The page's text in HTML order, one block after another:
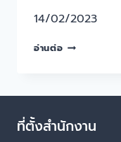
14/02/2023
อ่านต่อ
ที่ตั้งสำนักงาน